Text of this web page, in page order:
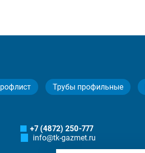
Трубы профильные
+7 (4872) 250-777
info@tk-gazmet.ru